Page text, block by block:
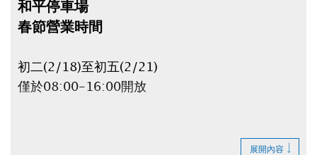
和平停車場
春節營業時間
初二(2/18)至初五(2/21)
僅於08:00-16:00開放
● 停車場非營業時間不得進出，場內車輛停車費持
展開內容